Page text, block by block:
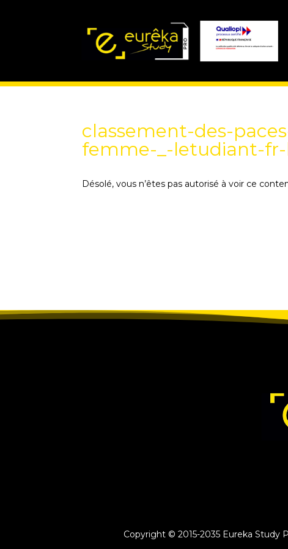
classement-des-
femme-_-letudiant-
Désolé, vous n’êtes pas autorisé à voir ce
Copyright © 2015-2035 Eureka Study